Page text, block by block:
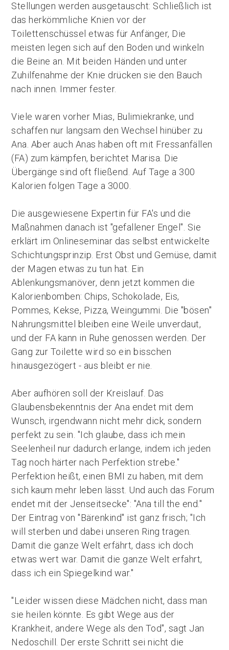
Stellungen werden ausgetauscht: Schließlich ist
das herkömmliche Knien vor der
Toilettenschüssel etwas für Anfänger, Die
meisten legen sich auf den Boden und winkeln
die Beine an. Mit beiden Händen und unter
Zuhilfenahme der Knie drücken sie den Bauch
nach innen. Immer fester.
Viele waren vorher Mias, Bulimiekranke, und
schaffen nur langsam den Wechsel hinüber zu
Ana. Aber auch Anas haben oft mit Fressanfällen
(FA) zum kämpfen, berichtet Marisa. Die
Übergänge sind oft fließend. Auf Tage a 300
Kalorien folgen Tage a 3000.
Die ausgewiesene Expertin für FA's und die
Maßnahmen danach ist "gefallener Engel". Sie
erklärt im Onlineseminar das selbst entwickelte
Schichtungsprinzip. Erst Obst und Gemüse, damit
der Magen etwas zu tun hat. Ein
Ablenkungsmanöver, denn jetzt kommen die
Kalorienbomben: Chips, Schokolade, Eis,
Pommes, Kekse, Pizza, Weingummi. Die "bösen"
Nahrungsmittel bleiben eine Weile unverdaut,
und der FA kann in Ruhe genossen werden. Der
Gang zur Toilette wird so ein bisschen
hinausgezögert - aus bleibt er nie.
Aber aufhören soll der Kreislauf. Das
Glaubensbekenntnis der Ana endet mit dem
Wunsch, irgendwann nicht mehr dick, sondern
perfekt zu sein. "Ich glaube, dass ich mein
Seelenheil nur dadurch erlange, indem ich jeden
Tag noch härter nach Perfektion strebe."
Perfektion heißt, einen BMI zu haben, mit dem
sich kaum mehr leben lässt. Und auch das Forum
endet mit der Jenseitsecke": "Ana till the end."
Der Eintrag von "Bärenkind" ist ganz frisch; "Ich
will sterben und dabei unseren Ring tragen.
Damit die ganze Welt erfährt, dass ich doch
etwas wert war. Damit die ganze Welt erfahrt,
dass ich ein Spiegelkind war."
"Leider wissen diese Mädchen nicht, dass man
sie heilen könnte. Es gibt Wege aus der
Krankheit, andere Wege als den Tod", sagt Jan
Nedoschill. Der erste Schritt sei nicht die